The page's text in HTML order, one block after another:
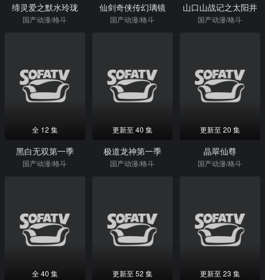
缔灵爱之默水玲珑
国产动漫/格斗
仙剑奇侠传幻璃镜
国产动漫/格斗
山口山战记之太阳井
国产动漫/格斗
全 12 集
黑白无双第一季
国产动漫/格斗
更新至 40 集
极道龙神第一季
国产动漫/格斗
更新至 20 集
晶翠仙尊
国产动漫/格斗
全 40 集 更新至 52 集 更新至 23 集